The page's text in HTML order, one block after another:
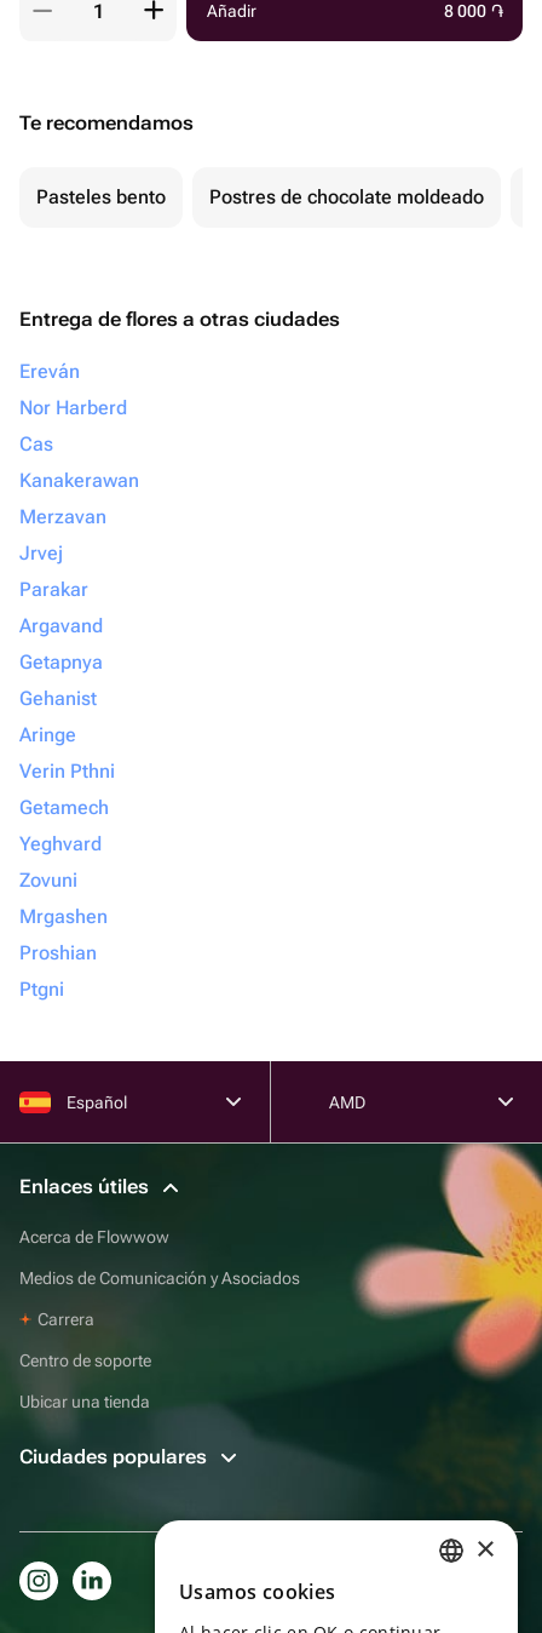
Añadir 8 000 ֏
Te recomendamos
Pasteles bento Postres de chocolate moldeado
Entrega de flores a otras ciudades
Ereván
Nor Harberd
Cas
Kanakerawan
Merzavan
Jrvej
Parakar
Argavand
Getapnya
Gehanist
Aringe
Verin Pthni
Getamech
Yeghvard
Zovuni
Mrgashen
Proshian
Ptgni
Español AMD
Enlaces útiles
Acerca de Flowwow
Medios de Comunicación y Asociados
Carrera
Centro de soporte
Ubicar una tienda
Ciudades populares
×
Usamos cookies